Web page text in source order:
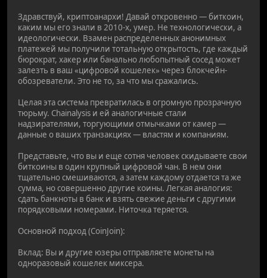
Здравствуй, криптоанархи! Давай откровенно — биткоин,
каким мы его знали в 2010-х, умер. Не технологически, а
идеологически. Взамен распределенных анонимных
платежей мы получили тотальную открытость, где каждый
бюрократ, хакер или банально любопытный сосед может
залезть в ваш «цифровой кошелек» через блокчейн-
обозреватели. Это не то, за что мы сражались.
Целая эта система превратилась в огромную прозрачную
тюрьму. Chainalysis и ей аналогичные стали
надзирателями, торгующими отмычками от камер —
данные о ваших транзакциях — властям и компаниям.
Представьте, что вы и еще сотня человек скидываете свои
биткоины в один крупный цифровой чан. В нем они
тщательно смешиваются, а затем каждому отдается та же
сумма, но совершенно другие коины. Легкая аналогия:
сдать банкноты в банк и взять свежие деньги с другими
порядковыми номерами. Ниточка теряется.
Основной подход (CoinJoin):
Вклад: Вы и другие юзеры отправляете монеты на
одноразовый кошелек миксера.